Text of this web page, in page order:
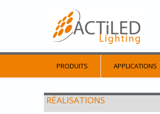
PRODUITS APPLICATIONS
RÉALISATIONS